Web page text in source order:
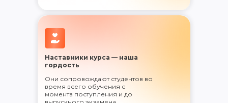
Наставники курса — наша
гордость
Они сопровождают студентов во
время всего обучения с
момента поступления и до